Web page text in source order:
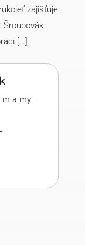
zajišťuje
Šroubovák
[…]
a my